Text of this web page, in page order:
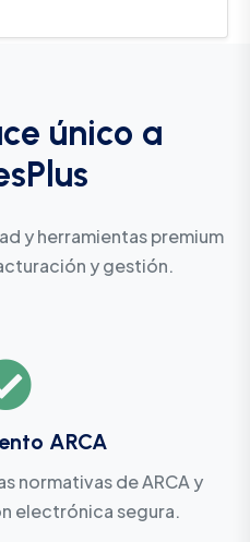
único a
y herramientas premium
y gestión.
ARCA
normativas de ARCA y
electrónica segura.